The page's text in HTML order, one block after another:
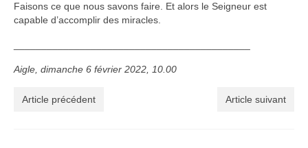
Faisons ce que nous savons faire. Et alors le Seigneur est
capable d’accomplir des miracles.
Aigle, dimanche 6 février 2022, 10.00
Article précédent Article suivant